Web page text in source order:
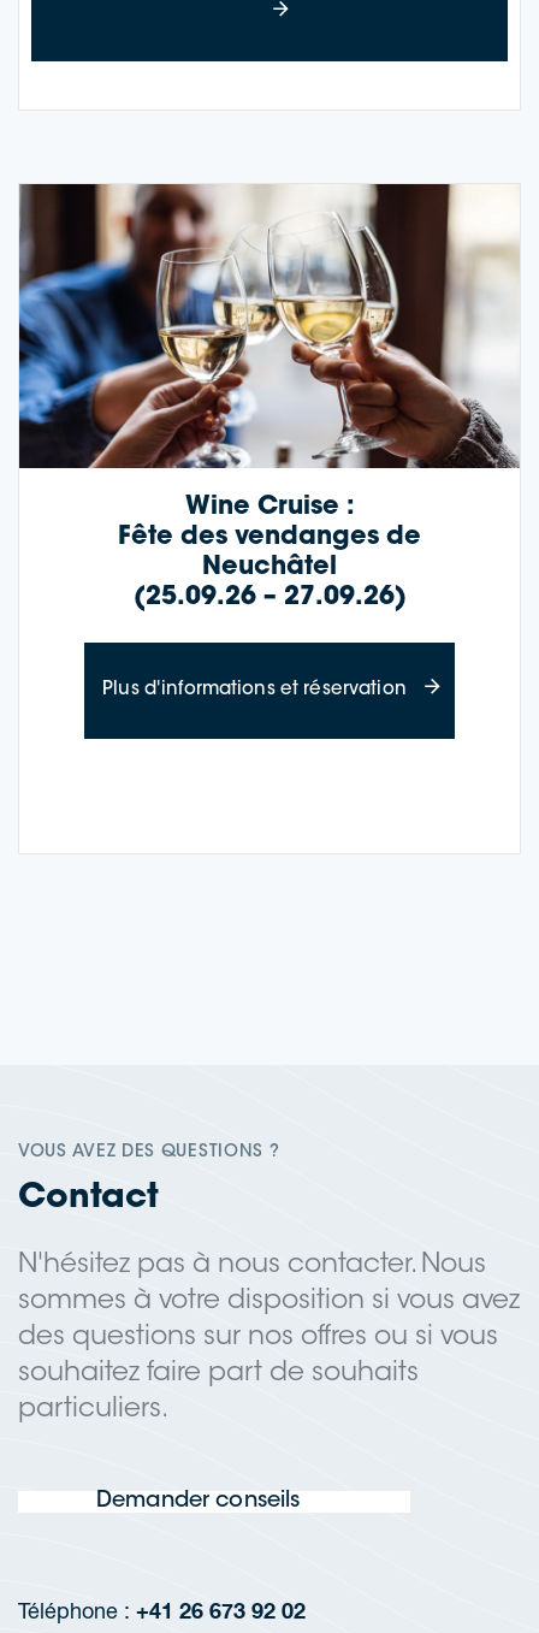
Wine Cruise :
Fête des vendanges de
Neuchâtel
(25.09.26 – 27.09.26)
Plus d'informations et réservationà propos de
VOUS AVEZ DES QUESTIONS ?
Contact
N'hésitez pas à nous contacter. Nous
sommes à votre disposition si vous avez
des questions sur nos offres ou si vous
souhaitez faire part de souhaits
particuliers.
Demander conseils
Téléphone : +41 26 673 92 02